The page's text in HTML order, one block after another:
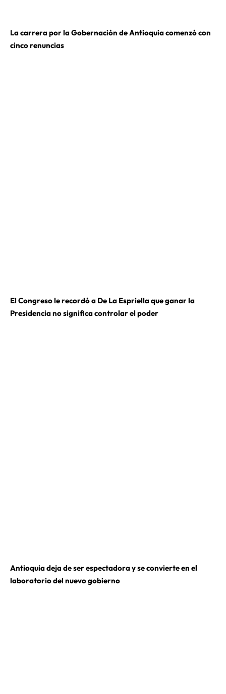
La carrera por la Gobernación de Antioquia comenzó con
cinco renuncias
El Congreso le recordó a De La Espriella que ganar la
Presidencia no significa controlar el poder
Antioquia deja de ser espectadora y se convierte en el
laboratorio del nuevo gobierno